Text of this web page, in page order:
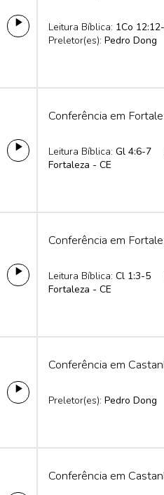
Leitura Bíblica: 1Co
Preletor(es): Pedro Dong
Conferência em
Leitura Bíblica: Gl 4:6-7
Fortaleza - CE
Conferência em
Leitura Bíblica: Cl 1:3-5
Fortaleza - CE
Conferência em
Preletor(es): Pedro Dong
Conferência em